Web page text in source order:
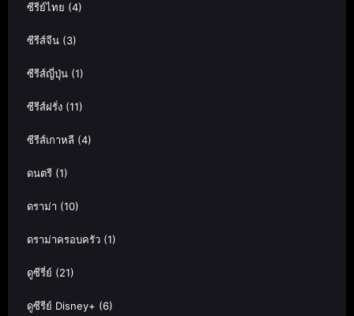
ซีรีย์ไทย (4)
ซีรีส์จีน (3)
ซีรีส์ญี่ปุ่น (1)
ซีรีส์ฝรั่ง (11)
ซีรีส์เกาหลี (4)
ดนตรี (1)
ดราม่า (10)
ดราม่าครอบครัว (1)
ดูซีรี่ย์ (21)
ดูซีรีย์ Disney+ (6)